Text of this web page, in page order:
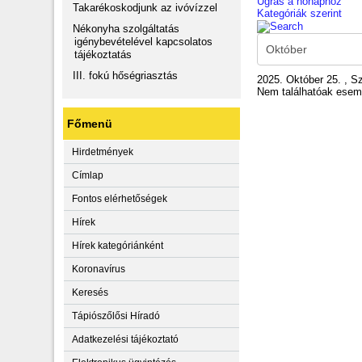
Takarékoskodjunk az ivóvízzel
Nékonyha szolgáltatás
igénybevételével kapcsolatos
tájékoztatás
III. fokú hőségriasztás
Főmenü
Hirdetmények
Címlap
Fontos elérhetőségek
Hírek
Hírek kategóriánként
Koronavírus
Keresés
Tápiószőlősi Híradó
Adatkezelési tájékoztató
Kategóriák szerint
2025. Október 25. ,
Nem találhatóak